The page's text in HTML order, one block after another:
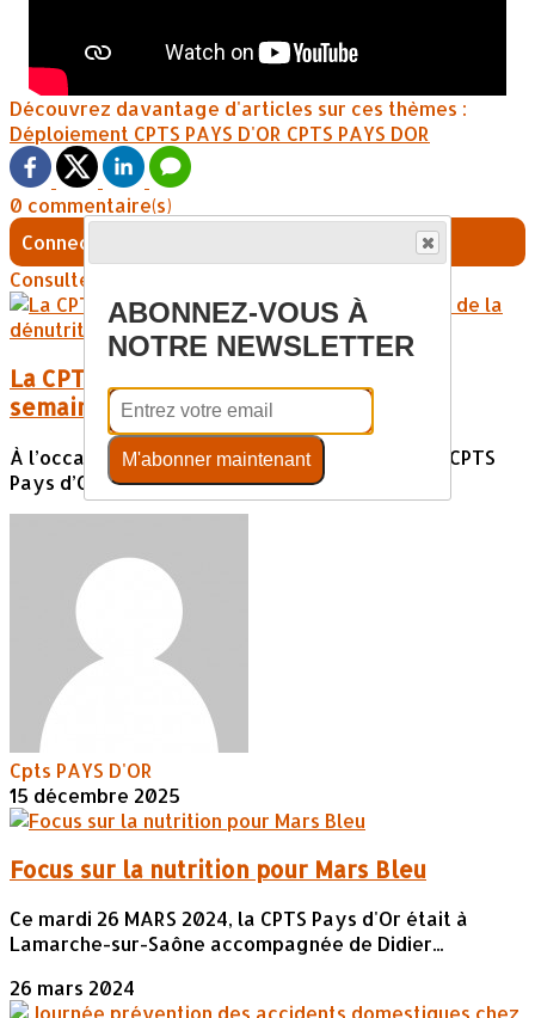
Découvrez davantage d'articles sur ces thèmes :
Déploiement CPTS PAYS D'OR CPTS PAYS DOR
0 commentaire(s)
Connectez-vous pour laisser un commentaire
Consultez également
La CPTS PAYS D'OR mobilisée pour la
semaine de la dénutrition
À l’occasion de la Semaine de la Dénutrition, la CPTS
Pays d’Or s’est rendue dans deux EHPAD de...
Cpts PAYS D'OR
15 décembre 2025
Focus sur la nutrition pour Mars Bleu
Ce mardi 26 MARS 2024, la CPTS Pays d'Or était à
Lamarche-sur-Saône accompagnée de Didier...
26 mars 2024
ABONNEZ-VOUS À
NOTRE NEWSLETTER
M'abonner maintenant